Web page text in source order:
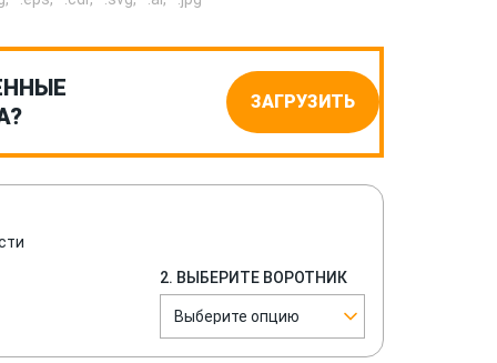
ЗАГРУЗИТЬ
2. ВЫБЕРИТЕ ВОРОТНИК
Выберите опцию